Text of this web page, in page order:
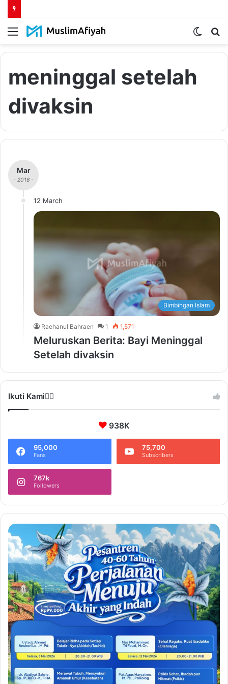
Menu
Switch
meninggal setelah
divaksin
Mar
- 2016 -
12 March
Bimbingan Islam
Raehanul Bahraen 1 1,571
Meluruskan Berita: Bayi Meninggal
Setelah divaksin
Ikuti Kami❤️‍🔥
938K
95,000
Fans
75,700
Subscribers
767k
Followers